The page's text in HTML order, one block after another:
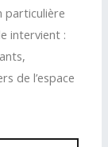
particulière
intervient :
de l’espace